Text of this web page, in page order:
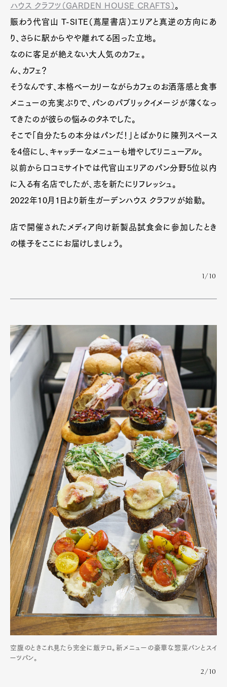
ハウス クラフツ（GARDEN HOUSE CRAFTS）。
賑わう代官山 T-SITE（蔦屋書店）エリアと真逆の方向にあ
り、さらに駅からやや離れてる困った立地。
なのに客足が絶えない大人気のカフェ。
ん、カフェ？
そうなんです、本格ベーカリーながらカフェのお洒落感と食事
メニューの充実ぶりで、パンのパブリックイメージが薄くなっ
てきたのが彼らの悩みのタネでした。
そこで「自分たちの本分はパンだ！」とばかりに陳列スペース
を4倍にし、キャッチーなメニューも増やしてリニューアル。
以前から口コミサイトでは代官山エリアのパン分野5位以内
に入る有名店でしたが、志を新たにリフレッシュ。
2022年10月1日より新生ガーデンハウス クラフツが始動。
店で開催されたメディア向け新製品試食会に参加したとき
の様子をここにお届けしましょう。
1/10
空腹のときこれ見たら完全に飯テロ。新メニューの豪華な惣菜パンとスイ
ーツパン。
2/10